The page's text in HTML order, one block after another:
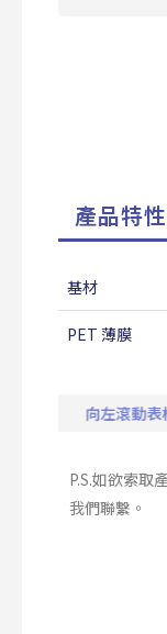
產品特
基材
PET 薄膜
向左滾動
P.S.如欲索取
我們聯繫。